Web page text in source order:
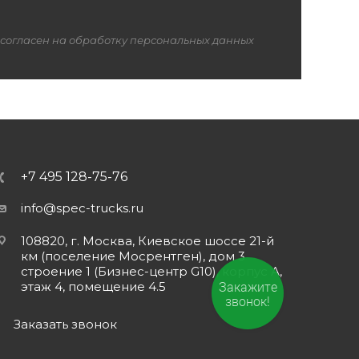
на обработку персональных данных
+7 495 128-75-76
info@spec-trucks.ru
108820, г. Москва, Киевское шоссе 21-й
км (поселение Мосрентген), дом 3
строение 1 (Бизнес-центр G10), корпус А,
этаж 4, помещение 4.5
Заказать звонок
Закажите
звонок!